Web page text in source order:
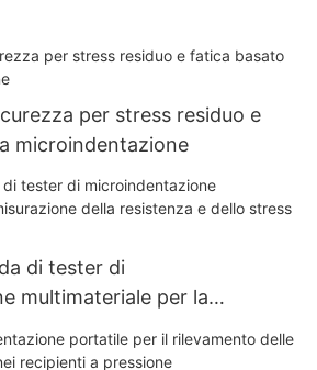
per stress residuo e
microindentazione
di tester di
multimateriale per la
e dello stress -